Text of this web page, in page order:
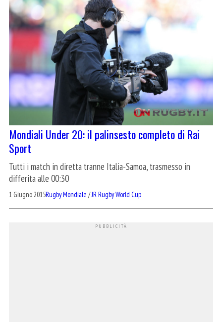
Mondiali Under 20: il palinsesto completo di Rai
Sport
Tutti i match in diretta tranne Italia-Samoa, trasmesso in
differita alle 00:30
1 Giugno 2015Rugby Mondiale /JR Rugby World Cup